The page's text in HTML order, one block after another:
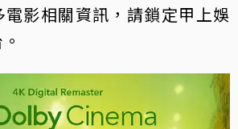
影相關資訊，請鎖定甲上娛